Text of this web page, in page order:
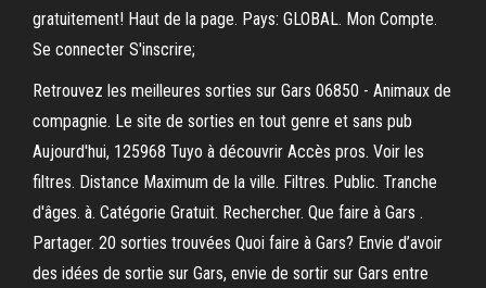
gratuitement! Haut de la page. Pays: GLOBAL. Mon Compte.
Se connecter S'inscrire;
Retrouvez les meilleures sorties sur Gars 06850 - Animaux de
compagnie. Le site de sorties en tout genre et sans pub
Aujourd'hui, 125968 Tuyo à découvrir Accès pros. Voir les
filtres. Distance Maximum de la ville. Filtres. Public. Tranche
d'âges. à. Catégorie Gratuit. Rechercher. Que faire à Gars .
Partager. 20 sorties trouvées Quoi faire à Gars? Envie d’avoir
des idées de sortie sur Gars, envie de sortir sur Gars entre